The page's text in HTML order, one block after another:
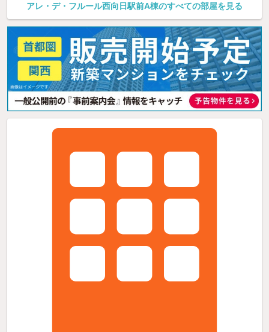
アレ・デ・フルール西向日駅前A棟のすべての部屋を見る